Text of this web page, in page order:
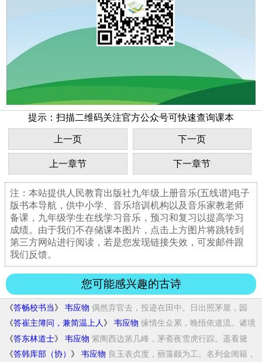
提示：扫描二维码关注官方公众号可快速查询课本
上一页 下一页
上一章节 下一章节
注：本站提供人民教育出版社九年级上册音乐(五线谱)电子
版书本导航，供中小学、音乐培训机构以及音乐家教老师
备课，九年级学生在线学习音乐，预习和复习以提高学习
成绩。由于我们不存储课本图片，点击上方图片将跳转到
第三方网站进行阅读，若是您发现链接失效，可发邮件跟
我们反馈。
您可能感兴趣的古诗
《答畅校书当 》 韦应物 偶然弃官去，投迹在田中。日出照茅屋，园
林...
《答崔主簿问，兼简温上人 》 韦应物 缘情生众累，晚悟依道流。诸境
一已寂，了将...
《答东林道士》 韦应物 紫阁西边第几峰，茅斋夜雪虎行踪。遥看黛
色...
《答韩库部（协） 》 韦应物 良玉表贞度，丽藻颇为工。名列金闺籍，